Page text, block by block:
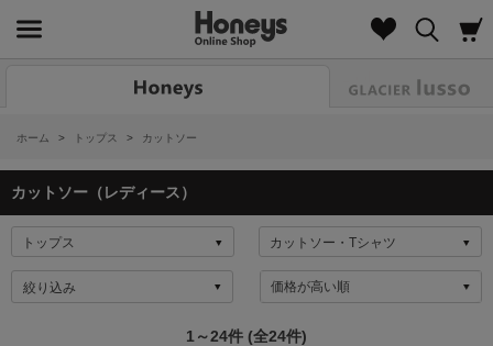
ホーム > トップス > カットソー
カットソー（レディース）
絞り込み
1～24件 (全24件)